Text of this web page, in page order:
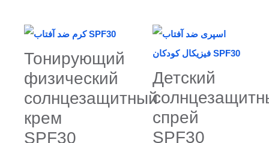
Тонирующий
физический
солнцезащитный
крем
SPF30
Детский
спрей
SPF30